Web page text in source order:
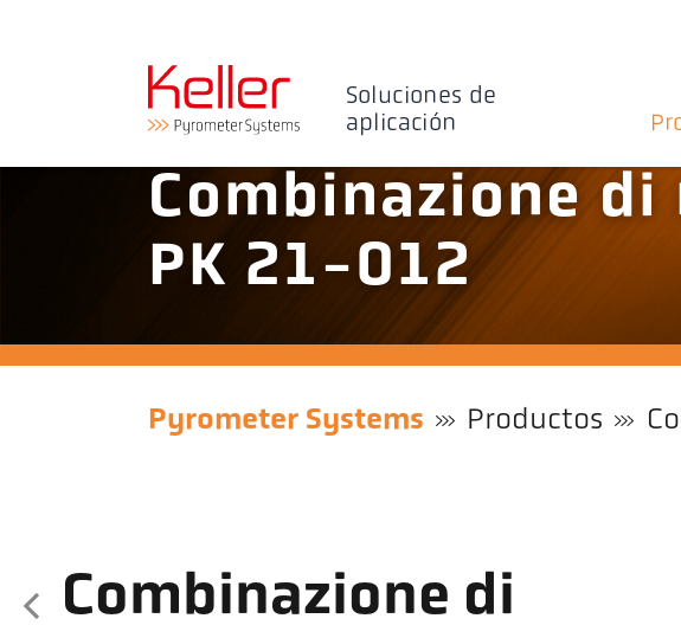
Soluciones de
aplicación
Combinazione
PK 21-012
Pyrometer Systems Productos
Combinazione di